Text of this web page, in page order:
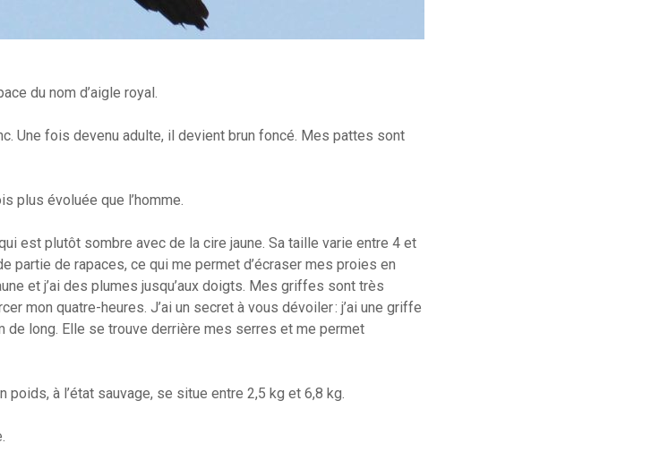
du nom d’aigle royal.
Une fois devenu adulte, il devient brun foncé. Mes pattes sont
plus évoluée que l’homme.
est plutôt sombre avec de la cire jaune. Sa taille varie entre 4 et
partie de rapaces, ce qui me permet d’écraser mes proies en
et j’ai des plumes jusqu’aux doigts. Mes griffes sont très
mon quatre-heures. J’ai un secret à vous dévoiler : j’ai une griffe
de long. Elle se trouve derrière mes serres et me permet
à l’état sauvage, se situe entre 2,5 kg et 6,8 kg.